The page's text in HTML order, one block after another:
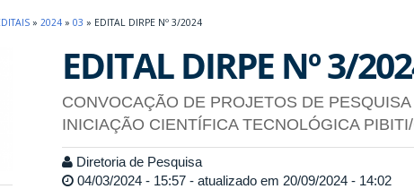
» 2024 » 03 » EDITAL DIRPE Nº 3/2024
EDITAL DIRPE Nº 3/
CONVOCAÇÃO DE PROJETOS DE
INICIAÇÃO CIENTÍFICA TECNOLÓGICA
Diretoria de Pesquisa
04/03/2024 - 15:57 - atualizado em 20/09/2024 - 14:02